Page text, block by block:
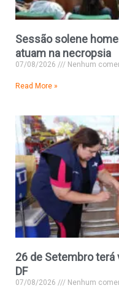
Sessão solene
atuam na necropsia
07/08/2026 Nenhum
Read More »
26 de Setembro
DF
07/08/2026 Nenhum